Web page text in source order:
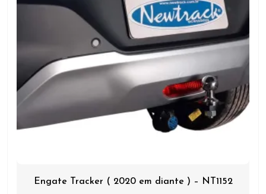
Engate Tracker ( 2020 em diante ) – NT1152